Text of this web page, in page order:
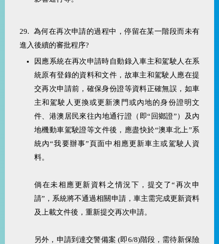
29. 為何在再次申請的過程中，停留在某一階段而未有
進入後續的審批程序?
因應系統在再次申請時自動錄入車主和駕駛人在系
統原有登錄的資料和文件，故車主和駕駛人應在提
交再次申請前，確保身份證等資料正確無誤，如車
主和駕駛人更換或更新澳門或內地的身份證明文
件、港澳居民來往內地通行證（即“回鄉證”）及內
地機動車駕駛證等文件後，應盡快於“澳車北上”系
統內“我要辦事”頁面中相應更新車主或駕駛人資
料。
倘在未相應更新資料之情況下，提交了“再次申
請”，系統將不通過相關申請，車主需完成更新資料
及上載文件後，重新提交再次申請。
另外，申請到達交警備案 (即6/8)階段，需待新保險